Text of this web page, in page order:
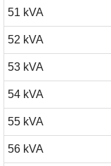
51 kVA
52 kVA
53 kVA
54 kVA
55 kVA
56 kVA